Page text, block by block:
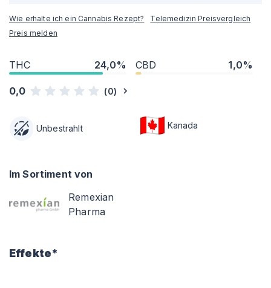
Wie erhalte ich ein Cannabis Rezept?
Telemedizin Preisvergleich
Preis melden
THC 24,0% CBD 1,0%
0,0 (0)
Unbestrahlt Kanada
Im Sortiment von
Remexian
Pharma
Effekte*